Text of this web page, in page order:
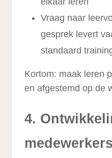
Vraag naar
gesprek levert
standaard
Kortom: maak leren
en afgestemd op de
4.